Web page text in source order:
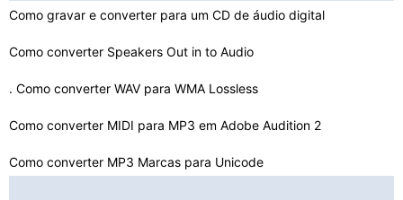
Como gravar e converter para um CD de áudio digital
Como converter Speakers Out in to Audio
. Como converter WAV para WMA Lossless
Como converter MIDI para MP3 em Adobe Audition 2
Como converter MP3 Marcas para Unicode